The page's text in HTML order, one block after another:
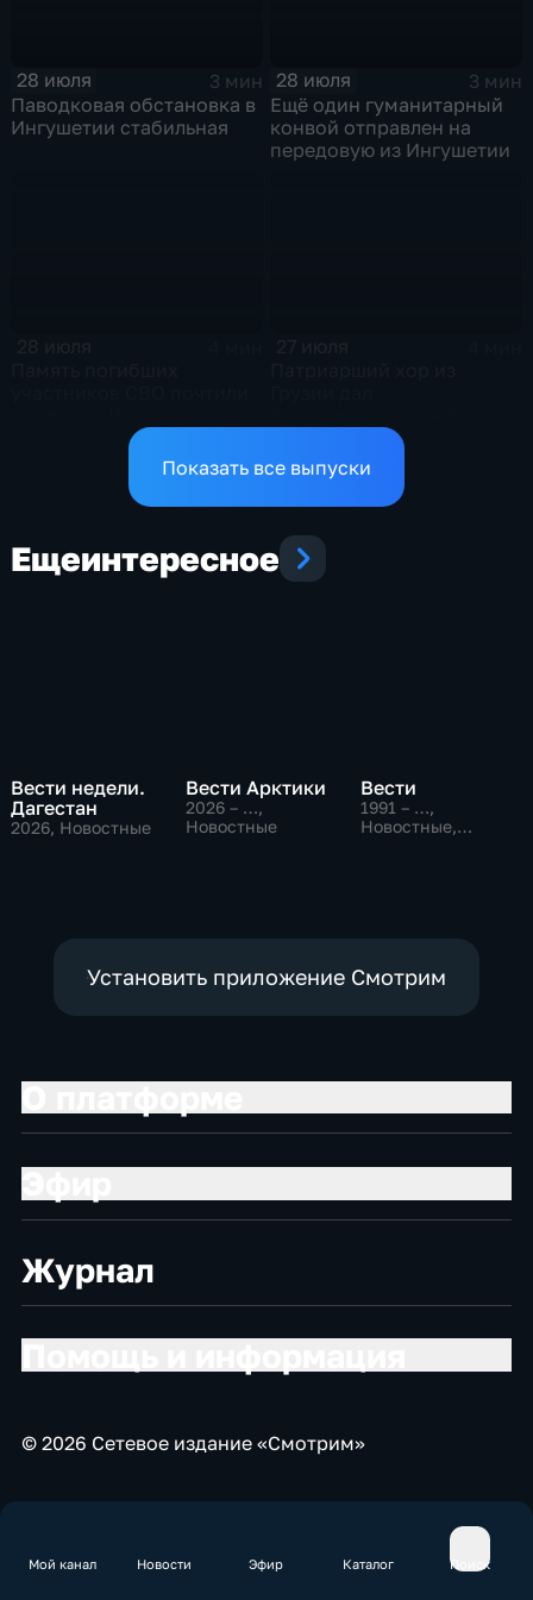
Мой канал Новости Эфир Каталог Поиск
28 июля
3 мин
Паводковая обстановка в
Ингушетии стабильная
28 июля
3 мин
Ещё один гуманитарный
конвой отправлен на
передовую из Ингушетии
концерт в Ингушетии
Показать все выпуски
Ещеинтересное
Вести недели.
Дагестан
2026, Новостные
Вести Арктики
2026 – …,
Новостные
Вести
1991 – …,
Новостные,
Установить приложение Смотрим
Журнал
© 2026 Сетевое издание «Смотрим»